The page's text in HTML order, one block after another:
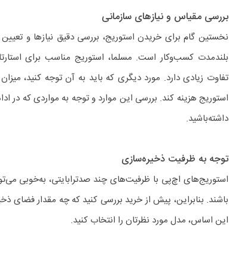
بررسی مقیاس و نیازهای سازمانی
نخستین گام برای خریدن استوریج، بررسی دقیق نیازها و
بلندمدت کسب‌وکار است. مسلما، استوریج مناسب برای
تفاوت‌ زیادی دارد. مورد دیگری که باید به آن توجه کنید،
استوریج هزینه کند. بررسی این موارد و توجه به مواردی که در
داشته‌باشید.
توجه به ظرفیت ذخیره‌سازی
استوریج‌های اچ‌پی با ظرفیت‌های چند صدترابایتی، به‌خوبی
باشند. بنابراین، پیش از خرید بررسی کنید که چه مقدار
این اساس، مدل مورد نظرتان را انتخاب کنید.